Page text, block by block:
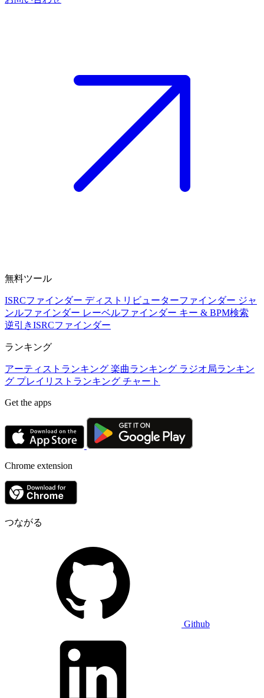
無料ツール
ISRCファインダー ディストリビューターファインダー ジャ
ンルファインダー レーベルファインダー キー & BPM検索
逆引きISRCファインダー
ランキング
アーティストランキング 楽曲ランキング ラジオ局ランキン
グ プレイリストランキング チャート
Get the apps
Chrome extension
つながる
Github